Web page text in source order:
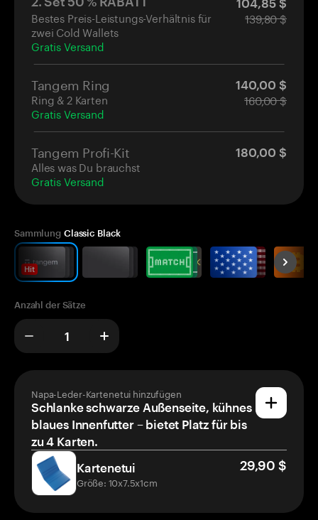
Bestes Preis-Leistungs-Verhältnis für
zwei Cold Wallets
Gratis Versand
139,80 $
Tangem Ring
Ring & 2 Karten
Gratis Versand
140,00 $
160,00 $
Tangem Profi-Kit
Alles was Du brauchst
Gratis Versand
180,00 $
Sammlung Classic Black
Hit
Anzahl der Sätze
Napa-Leder-Kartenetui hinzufügen
Schlanke schwarze Außenseite, kühnes
blaues Innenfutter – bietet Platz für bis
zu 4 Karten.
Kartenetui
Größe: 10x7.5x1cm
29,90 $